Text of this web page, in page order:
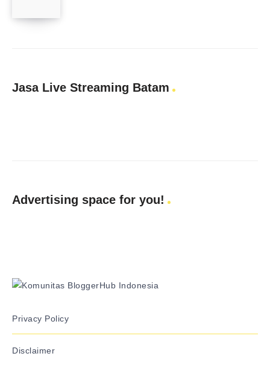
Jasa Live Streaming Batam
Advertising space for you!
Privacy Policy
Disclaimer